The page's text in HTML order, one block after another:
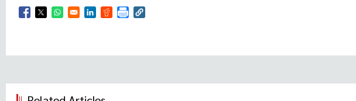
Opens in a new window
Opens in a new window
Opens in a new window
Opens in a new window
Opens in a new window